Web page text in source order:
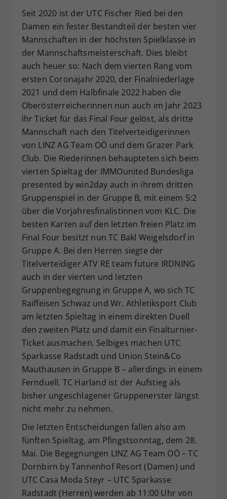
Seit 2020 ist der UTC Fischer Ried bei den
Damen ein fester Bestandteil der besten vier
Mannschaften in der höchsten Spielklasse in
der Mannschaftsmeisterschaft. Dies bleibt
auch heuer so: Nach dem vierten Rang vom
ersten Coronajahr 2020, der Finalniederlage
2021 und dem Halbfinale 2022 haben die
Oberösterreicherinnen nun auch im Jahr 2023
ihr Ticket für das Final Four gelöst, als dritte
Mannschaft nach den Titelverteidigerinnen
von LINZ AG Team OÖ und dem Grazer Park
Club. Die Riederinnen behaupteten sich beim
vierten Spieltag der IMMOunited Bundesliga
presented by win2day auch in ihrem dritten
Gruppenspiel in der Gruppe B, mit einem 5:2
über die Vorjahresfinalistinnen vom KLC. Die
besten Karten auf den letzten freien Platz im
Final Four besitzt nun TC Bakl Weigelsdorf in
Gruppe A. Bei den Herren siegte der
Titelverteidiger ATV RE team future IRDNING
auch in der vierten und letzten
Gruppenbegegnung in Gruppe A, wo sich TC
Raiffeisen Schwaz und Wr. Athletiksport Club
am letzten Spieltag in einem direkten Duell
den zweiten Platz und damit ein Finalturnier-
Ticket ausmachen. Selbiges machen UTC
Sparkasse Radstadt und Union Stein&Co
Mauthausen in Gruppe B – allerdings in einem
Fernduell. TC Harland ist der Aufstieg als
bisher ungeschlagener Gruppenerster längst
nicht mehr zu nehmen.
Die letzten Entscheidungen fallen also am
fünften Spieltag, am Pfingstsonntag, dem 28.
Mai. Die Begegnungen LINZ AG Team OÖ – TC
Dornbirn by Tannenhof Resort (Damen) und
UTC Casa Moda Steyr – UTC Sparkasse
Radstadt (Herren) werden ab 11:00 Uhr von
Zweck
Dieser Wert speichert Ihre Consent-
Einstellungen. Unter anderem eine
zufällig generierte ID, für die
historische Speicherung Ihrer
vorgenommen Einstellungen, falls der
Webseiten-Betreiber dies eingestellt
hat.